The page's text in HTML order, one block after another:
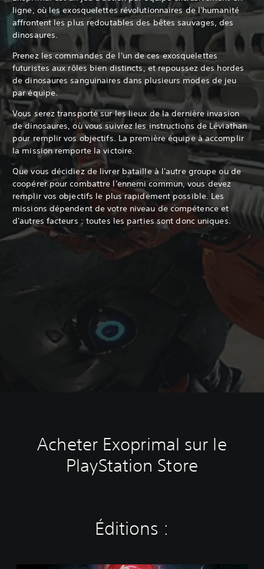
ligne, où les exosquelettes révolutionnaires de l'humanité
affrontent les plus redoutables des bêtes sauvages, des
dinosaures.
Prenez les commandes de l'un de ces exosquelettes
futuristes aux rôles bien distincts, et repoussez des hordes
de dinosaures sanguinaires dans plusieurs modes de jeu
par équipe.
Vous serez transporté sur les lieux de la dernière invasion
de dinosaures, où vous suivrez les instructions de Léviathan
pour remplir vos objectifs. La première équipe à accomplir
la mission remporte la victoire.
Que vous décidiez de livrer bataille à l'autre groupe ou de
coopérer pour combattre l'ennemi commun, vous devez
remplir vos objectifs le plus rapidement possible. Les
missions dépendent de votre niveau de compétence et
d'autres facteurs : toutes les parties sont donc uniques.
Acheter Exoprimal sur le
PlayStation Store
Éditions :